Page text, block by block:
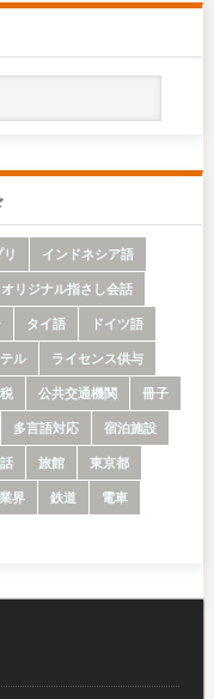
インドネシア語
オリジナル指さし会話
タイ語
ドイツ語
ル
ライセンス供与
公共交通機関
冊子
多言語対応
宿泊施設
旅館
東京都
界 鉄道
電車